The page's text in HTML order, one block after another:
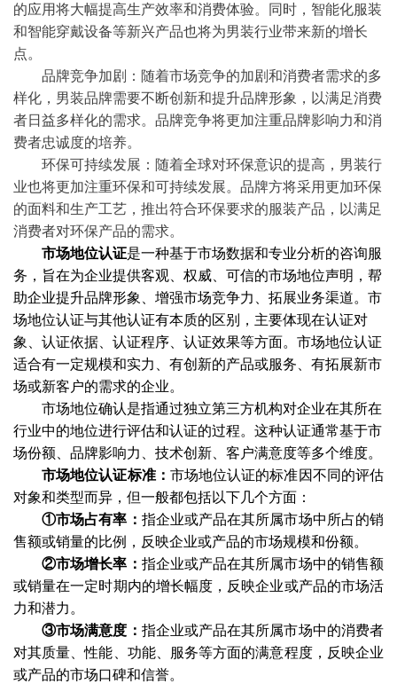
的应用将大幅提高生产效率和消费体验。同时，智能化服装
和智能穿戴设备等新兴产品也将为男装行业带来新的增长
点。
品牌竞争加剧：随着市场竞争的加剧和消费者需求的多
样化，男装品牌需要不断创新和提升品牌形象，以满足消费
者日益多样化的需求。品牌竞争将更加注重品牌影响力和消
费者忠诚度的培养。
环保可持续发展：随着全球对环保意识的提高，男装行
业也将更加注重环保和可持续发展。品牌方将采用更加环保
的面料和生产工艺，推出符合环保要求的服装产品，以满足
消费者对环保产品的需求。
市场地位认证是一种基于市场数据和专业分析的咨询服
务，旨在为企业提供客观、权威、可信的市场地位声明，帮
助企业提升品牌形象、增强市场竞争力、拓展业务渠道。市
场地位认证与其他认证有本质的区别，主要体现在认证对
象、认证依据、认证程序、认证效果等方面。市场地位认证
适合有一定规模和实力、有创新的产品或服务、有拓展新市
场或新客户的需求的企业。
市场地位确认是指通过独立第三方机构对企业在其所在
行业中的地位进行评估和认证的过程。这种认证通常基于市
场份额、品牌影响力、技术创新、客户满意度等多个维度。
市场地位认证标准： 市场地位认证的标准因不同的评估
对象和类型而异，但一般都包括以下几个方面 ：
①市场占有率 ： 指企业或产品在其所属市场中所占的销
售额或销量的比例，反映企业或产品的市场规模和份额。
②市场增长率 ： 指企业或产品在其所属市场中的销售额
或销量在一定时期内的增长幅度，反映企业或产品的市场活
力和潜力。
③市场满意度 ： 指企业或产品在其所属市场中的消费者
对其质量、性能、功能、服务等方面的满意程度，反映企业
或产品的市场口碑和信誉。